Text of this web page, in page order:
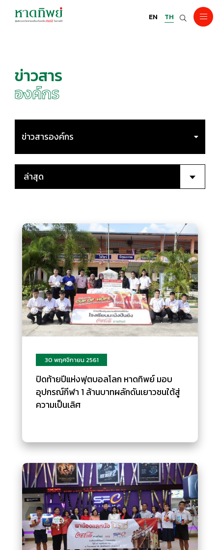
EN TH
ข่าวสาร
องค์กร
ข่าวสารองค์กร
ล่าสุด
30 พฤศจิกายน 2561
ปิดท้ายปีแห่งฟุตบอลโลก หาดทิพย์ มอบ
อุปกรณ์กีฬา 1 ล้านบาทผลักดันเยาวชนใต้สู่
ความเป็นเลิศ